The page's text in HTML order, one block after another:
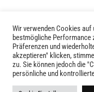
Wir verwenden Cookies auf
bestmögliche Performance
Präferenzen und
akzeptieren" klicken,
zu. Sie können jedoch die
persönliche und